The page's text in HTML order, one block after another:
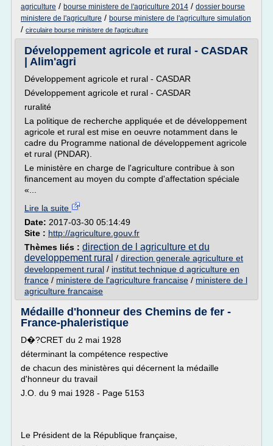
agriculture / bourse ministere de l'agriculture 2014 / dossier bourse
ministere de l'agriculture / bourse ministere de l'agriculture simulation
/ circulaire bourse ministere de l'agriculture
Développement agricole et rural - CASDAR
| Alim'agri
Développement agricole et rural - CASDAR
Développement agricole et rural - CASDAR
ruralité
La politique de recherche appliquée et de développement
agricole et rural est mise en oeuvre notamment dans le
cadre du Programme national de développement agricole
et rural (PNDAR).
Le ministère en charge de l'agriculture contribue à son
financement au moyen du compte d'affectation spéciale
«...
Lire la suite
Date: 2017-03-30 05:14:49
Site : http://agriculture.gouv.fr
Thèmes liés : direction de l agriculture et du
developpement rural / direction generale agriculture et
developpement rural / institut technique d agriculture en
france / ministere de l'agriculture francaise / ministere de l
agriculture francaise
Médaille d'honneur des Chemins de fer -
France-phaleristique
D�?CRET du 2 mai 1928
déterminant la compétence respective
de chacun des ministères qui décernent la médaille
d'honneur du travail
J.O. du 9 mai 1928 - Page 5153
Le Président de la République française,